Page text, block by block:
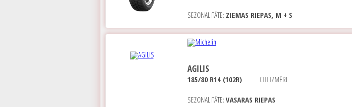
SEZONALITĀTE: ZIEMAS RIEPAS, M + S
AGILIS
185/80 R14 (102R) CITI IZMĒRI
SEZONALITĀTE: VASARAS RIEPAS